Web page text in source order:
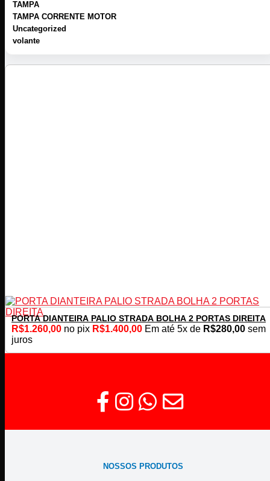
TAMPA
TAMPA CORRENTE MOTOR
Uncategorized
volante
PORTA DIANTEIRA PALIO STRADA BOLHA 2 PORTAS DIREITA
R$1.260,00 no pix R$1.400,00 Em até 5x de R$280,00 sem
juros
NOSSOS PRODUTOS